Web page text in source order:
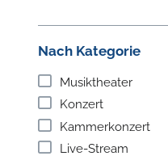
Nach Kategorie
Musiktheater
Konzert
Kammerkonzert
Live-Stream